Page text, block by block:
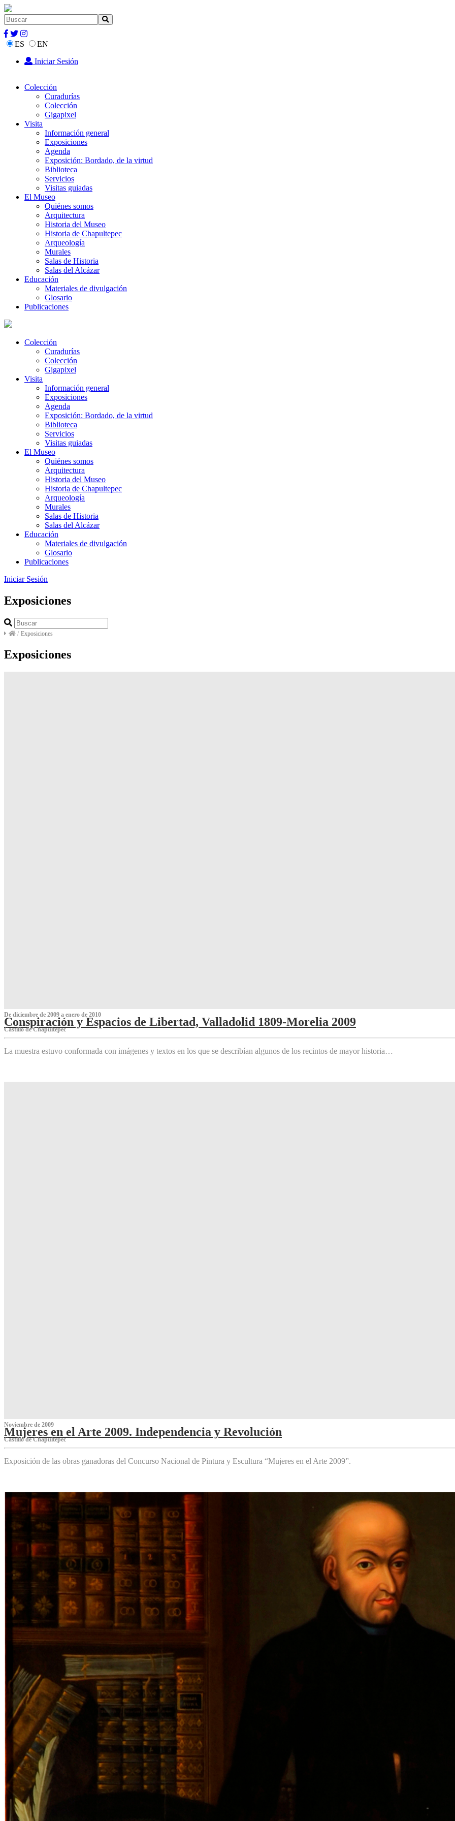
ES
EN
Iniciar Sesión
Colección
Curadurías
Colección
Gigapixel
Visita
Información general
Exposiciones
Agenda
Exposición: Bordado, de la virtud
Biblioteca
Servicios
Visitas guiadas
El Museo
Quiénes somos
Arquitectura
Historia del Museo
Historia de Chapultepec
Arqueología
Murales
Salas de Historia
Salas del Alcázar
Educación
Materiales de divulgación
Glosario
Publicaciones
Colección
Curadurías
Colección
Gigapixel
Visita
Información general
Exposiciones
Agenda
Exposición: Bordado, de la virtud
Biblioteca
Servicios
Visitas guiadas
El Museo
Quiénes somos
Arquitectura
Historia del Museo
Historia de Chapultepec
Arqueología
Murales
Salas de Historia
Salas del Alcázar
Educación
Materiales de divulgación
Glosario
Publicaciones
Iniciar Sesión
Exposiciones
/ Exposiciones
Exposiciones
De diciembre de 2009 a enero de 2010
Conspiración y Espacios de Libertad, Valladolid 1809-Morelia 2009
Castillo de Chapultepec
La muestra estuvo conformada con imágenes y textos en los que se describían algunos de los recintos de mayor historia…
Noviembre de 2009
Mujeres en el Arte 2009. Independencia y Revolución
Castillo de Chapultepec
Exposición de las obras ganadoras del Concurso Nacional de Pintura y Escultura “Mujeres en el Arte 2009”.